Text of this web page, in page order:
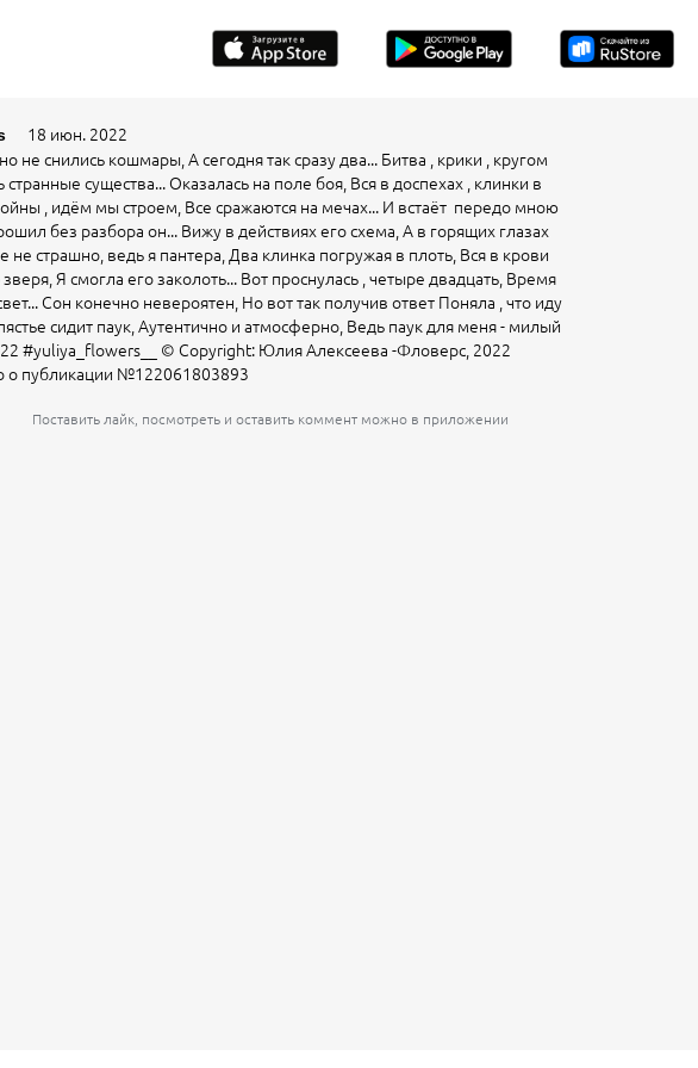
18 июн. 2022
не снились кошмары, А сегодня так сразу два... Битва , крики , кругом
существа... Оказалась на поле боя, Вся в доспехах , клинки в
, идём мы строем, Все сражаются на мечах... И встаёт передо мною
без разбора он... Вижу в действиях его схема, А в горящих глазах
не страшно, ведь я пантера, Два клинка погружая в плоть, Вся в крови
Я смогла его заколоть... Вот проснулась , четыре двадцать, Время
Сон конечно невероятен, Но вот так получив ответ Поняла , что иду
сидит паук, Аутентично и атмосферно, Ведь паук для меня - милый
#yuliya_flowers__ © Copyright: Юлия Алексеева -Фловерс, 2022
о публикации №122061803893
Поставить лайк, посмотреть и оставить коммент можно в приложении